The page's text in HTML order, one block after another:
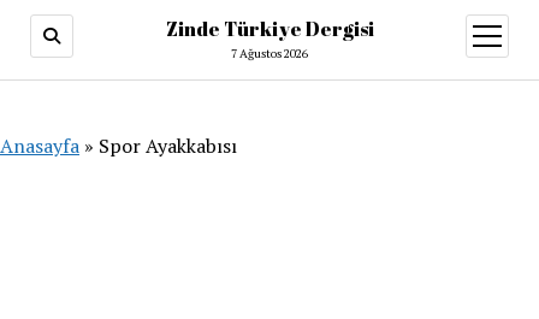
Zinde Türkiye Dergisi
7 Ağustos 2026
aç
Anasayfa » Spor Ayakkabısı